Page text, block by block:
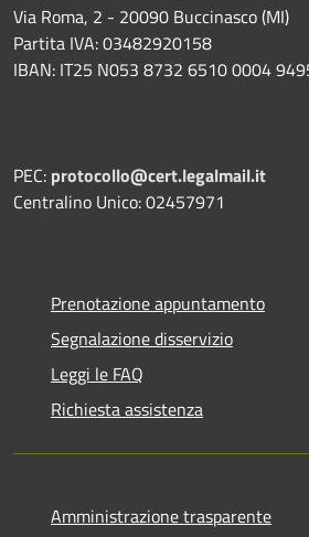
Via Roma, 2 - 20090 Buccinasco (MI)
Partita IVA: 03482920158
IBAN: IT25 N053 8732 6510 0004
PEC: protocollo@cert.legalmail.it
Centralino Unico: 02457971
Prenotazione appuntamento
Segnalazione disservizio
Leggi le FAQ
Richiesta assistenza
Amministrazione trasparente